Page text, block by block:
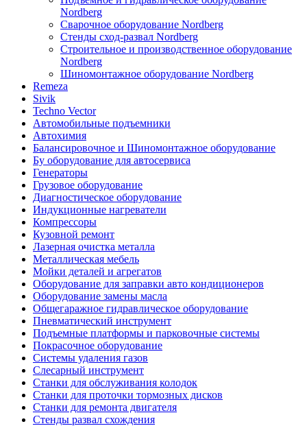
Nordberg
Сварочное оборудование Nordberg
Стенды сход-развал Nordberg
Строительное и производственное оборудование
Nordberg
Шиномонтажное оборудование Nordberg
Remeza
Sivik
Techno Vector
Автомобильные подъемники
Автохимия
Балансировочное и Шиномонтажное оборудование
Бу оборудование для автосервиса
Генераторы
Грузовое оборудование
Диагностическое оборудование
Индукционные нагреватели
Компрессоры
Кузовной ремонт
Лазерная очистка металла
Металлическая мебель
Мойки деталей и агрегатов
Оборудование для заправки авто кондиционеров
Оборудование замены масла
Общегаражное гидравлическое оборудование
Пневматический инструмент
Подъемные платформы и парковочные системы
Покрасочное оборудование
Системы удаления газов
Слесарный инструмент
Станки для обслуживания колодок
Станки для проточки тормозных дисков
Станки для ремонта двигателя
Стенды развал схождения